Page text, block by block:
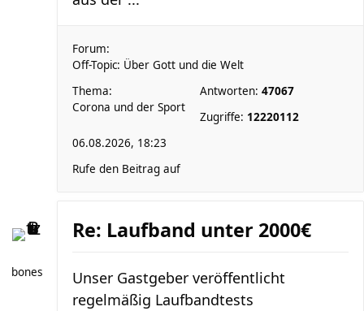
Forum:
Off-Topic: Über Gott und die Welt
Thema:
Corona und der Sport
Antworten: 47067
Zugriffe: 12220112
06.08.2026, 18:23
Rufe den Beitrag auf
bones
Re: Laufband unter 2000€
Unser Gastgeber veröffentlicht
regelmäßig Laufbandtests